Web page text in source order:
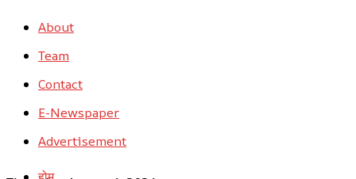
About
Team
Contact
E-Newspaper
Advertisement